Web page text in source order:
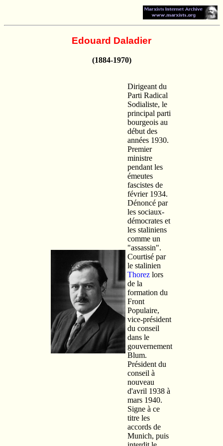
Edouard Daladier
(1884-1970)
Dirigeant du
Parti Radical
Sodialiste, le
principal parti
bourgeois au
début des
années 1930.
Premier
ministre
pendant les
émeutes
fascistes de
février 1934.
Dénoncé par
les sociaux-
démocrates et
les staliniens
comme un
"assassin".
Courtisé par
le stalinien
Thorez lors
de la
formation du
Front
Populaire,
vice-président
du conseil
dans le
gouvernement
Blum.
Président du
conseil à
nouveau
d'avril 1938 à
mars 1940.
Signe à ce
titre les
accords de
Munich, puis